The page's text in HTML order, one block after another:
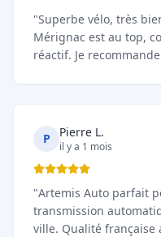
"Super magasin avec
personnalisable ! C'est
et c'est la première
Yann Le Grand
il y a 3 semaines
"Achat d’un vélo
remercie l’équipe qui